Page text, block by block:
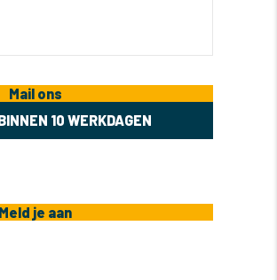
Mail ons
10 WERKDAGEN
Meld je aan